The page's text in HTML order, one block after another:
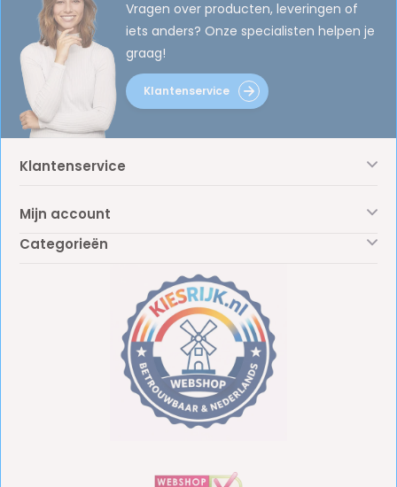
Vragen over producten, leveringen of
iets anders? Onze specialisten helpen je
graag!
Klantenservice
Klantenservice
Mijn account
Categorieën